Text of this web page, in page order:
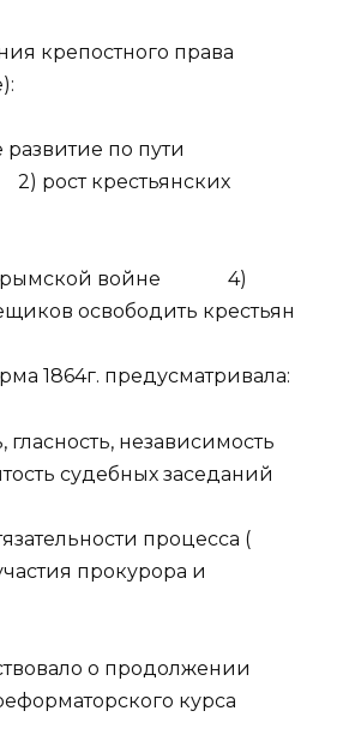
крепостного права
по пути
рост крестьянских
Крымской войне 4)
освободить крестьян
1864г. предусматривала:
гласность, независимость
судебных заседаний
процесса (
прокурора и
о продолжении
курса